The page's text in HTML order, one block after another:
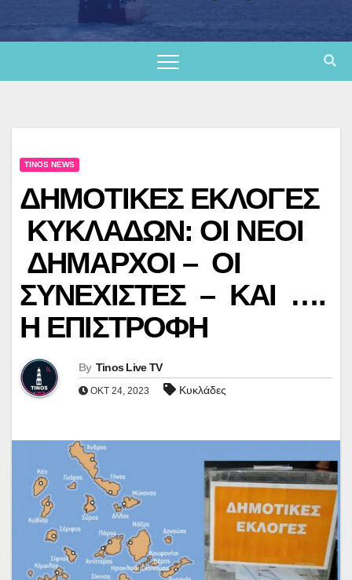
TINOS NEWS
ΔΗΜΟΤΙΚΕΣ ΕΚΛΟΓΕΣ
ΚΥΚΛΑΔΩΝ: ΟΙ ΝΕΟΙ
ΔΗΜΑΡΧΟΙ – ΟΙ
ΣΥΝΕΧΙΣΤΕΣ – ΚΑΙ ….
Η ΕΠΙΣΤΡΟΦΗ
By Tinos Live TV
ΟΚΤ 24, 2023 Κυκλάδες